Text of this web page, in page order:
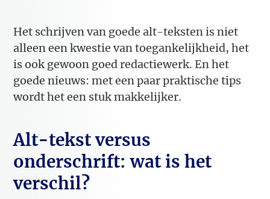
Het schrijven van goede alt-teksten is niet
alleen een kwestie van toegankelijkheid, het
is ook gewoon goed redactiewerk. En het
goede nieuws: met een paar praktische tips
wordt het een stuk makkelijker.
Alt-tekst versus
onderschrift: wat is het
verschil?